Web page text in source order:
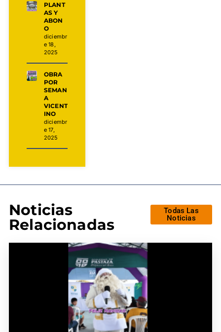
PLANT
AS Y
ABON
O
diciembr
e 18,
2025
OBRA
POR
SEMAN
A
VICENT
INO
diciembr
e 17,
2025
Noticias
Relacionadas
Todas Las
Noticias